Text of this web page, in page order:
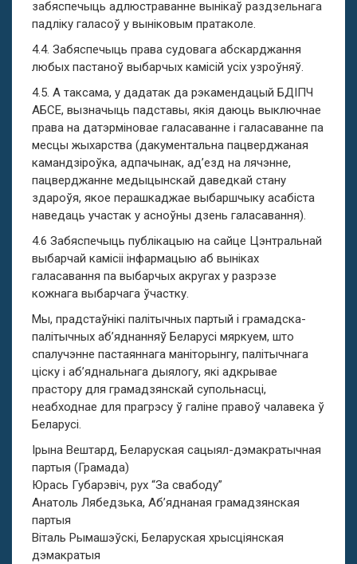
забяспечыць адлюстраванне вынікаў раздзельнага
падліку галасоў у выніковым пратаколе.
4.4. Забяспечыць права судовага абскарджання
любых пастаноў выбарчых камісій усіх узроўняў.
4.5. А таксама, у дадатак да рэкамендацый БДІПЧ
АБСЕ, вызначыць падставы, якія даюць выключнае
права на датэрміновае галасаванне і галасаванне па
месцы жыхарства (дакументальна пацверджаная
камандзіроўка, адпачынак, ад’езд на лячэнне,
пацверджанне медыцынскай даведкай стану
здароўя, якое перашкаджае выбаршчыку асабіста
наведаць участак у асноўны дзень галасавання).
4.6 Забяспечыць публікацыю на сайце Цэнтральнай
выбарчай камісіі інфармацыю аб выніках
галасавання па выбарчых акругах у разрэзе
кожнага выбарчага ўчастку.
Мы, прадстаўнікі палітычных партый і грамадска-
палітычных аб’яднанняў Беларусі мяркуем, што
спалучэнне пастаяннага маніторынгу, палітычнага
ціску і аб’яднальнага дыялогу, які адкрывае
прастору для грамадзянскай супольнасці,
неабходнае для прагрэсу ў галіне правоў чалавека ў
Беларусі.
Ірына Вештард, Беларуская сацыял-дэмакратычная
партыя (Грамада)
Юрась Губарэвіч, рух “За свабоду”
Анатоль Лябедзька, Аб’яднаная грамадзянская
партыя
Віталь Рымашэўскі, Беларуская хрысціянская
дэмакратыя